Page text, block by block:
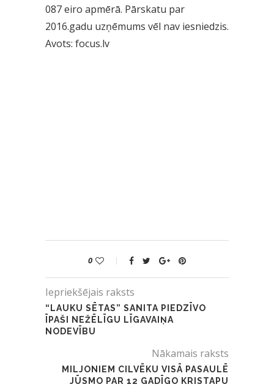
087 eiro apmērā. Pārskatu par
2016.gadu uzņēmums vēl nav iesniedzis.
Avots: focus.lv
0
Iepriekšējais raksts
“LAUKU SĒTAS” SANITA PIEDZĪVO
ĪPAŠI NEŽĒLĪGU LĪGAVAIŅA
NODEVĪBU
Nākamais raksts
MILJONIEM CILVĒKU VISĀ PASAULĒ
JŪSMO PAR 12 GADĪGO KRISTAPU